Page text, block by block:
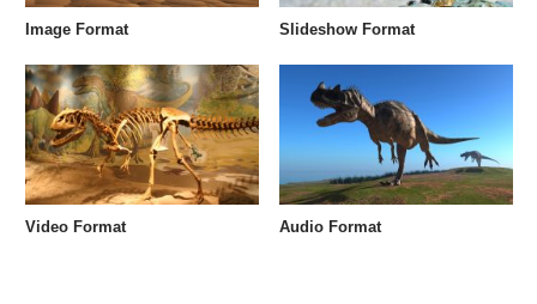
Image Format Slideshow Format
Video Format Audio Format